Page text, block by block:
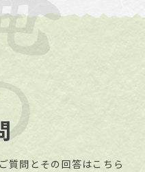
質問とその回答はこちら